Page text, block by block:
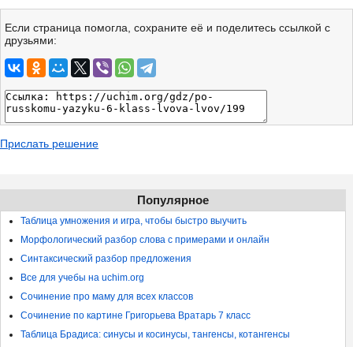
Если страница помогла, сохраните её и поделитесь ссылкой с
друзьями:
Прислать решение
Популярное
Таблица умножения и игра, чтобы быстро выучить
Морфологический разбор слова с примерами и онлайн
Синтаксический разбор предложения
Все для учебы на uchim.org
Сочинение про маму для всех классов
Сочинение по картине Григорьева Вратарь 7 класс
Таблица Брадиса: синусы и косинусы, тангенсы, котангенсы